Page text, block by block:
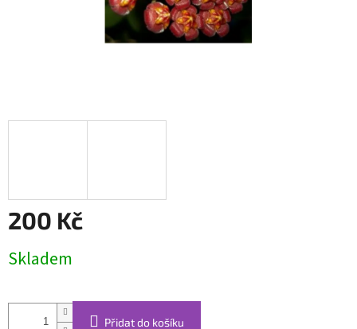
200 Kč
cena:
Skladem
Přidat do košíku